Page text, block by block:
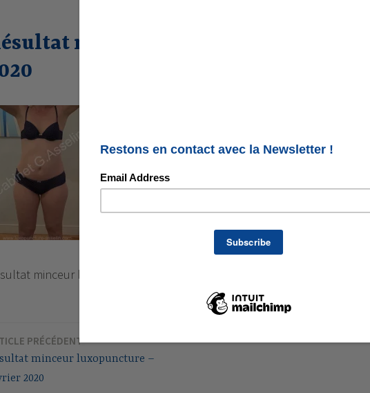
minceur luxopuncture – février
minceur luxopuncture – février 2020
PRÉCÉDENT
minceur luxopuncture –
2020